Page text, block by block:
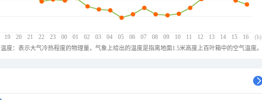
19 20 21 22 23 00 01 02 03 04 05 06 07 08 09 10 11 12 13 14 15 16 (h)
温度：表示大气冷热程度的物理量，气象上给出的温度是指离地面1.5米高度上百叶箱中的空气温度。